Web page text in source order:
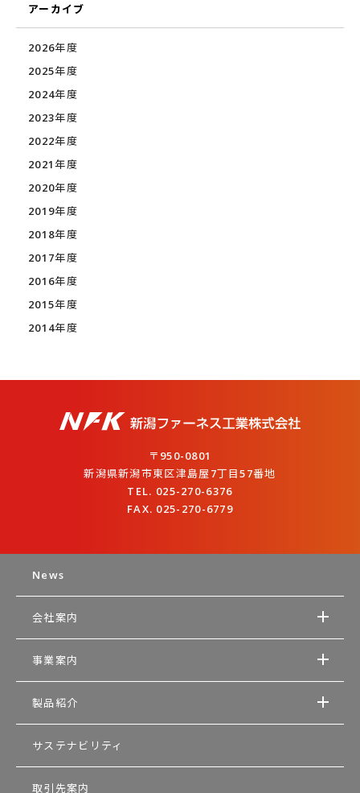
アーカイブ
2026年度
2025年度
2024年度
2023年度
2022年度
2021年度
2020年度
2019年度
2018年度
2017年度
2016年度
2015年度
2014年度
〒950-0801
新潟県新潟市東区津島屋7丁目57番地
TEL. 025-270-6376
FAX. 025-270-6779
News
会社案内
事業案内
製品紹介
サステナビリティ
取引先案内